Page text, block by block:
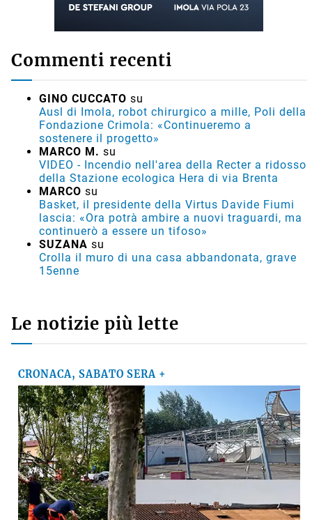
Commenti recenti
GINO CUCCATO su
Ausl di Imola, robot chirurgico a mille, Poli della
Fondazione Crimola: «Continueremo a
sostenere il progetto»
MARCO M. su
VIDEO - Incendio nell'area della Recter a ridosso
della Stazione ecologica Hera di via Brenta
MARCO su
Basket, il presidente della Virtus Davide Fiumi
lascia: «Ora potrà ambire a nuovi traguardi, ma
continuerò a essere un tifoso»
SUZANA su
Crolla il muro di una casa abbandonata, grave
15enne
Le notizie più lette
CRONACA, SABATO SERA +